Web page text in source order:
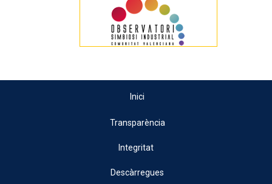
Inici
Transparència
Integritat
Descàrregues